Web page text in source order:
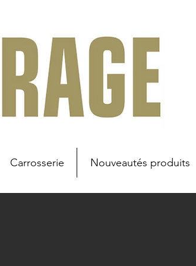
Carrosserie Nouveautés produits